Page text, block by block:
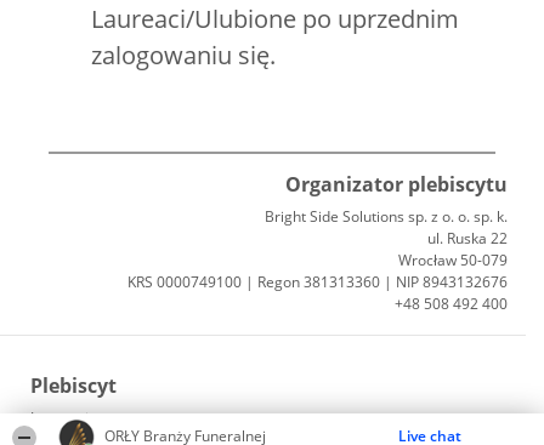
ORŁY Branży Funeralnej Live chat
Laureaci/Ulubione po uprzednim
zalogowaniu się.
Organizator plebiscytu
Bright Side Solutions sp. z o. o. sp. k.
ul. Ruska 22
Wrocław 50-079
KRS 0000749100 | Regon 381313360 | NIP 8943132676
+48 508 492 400
Plebiscyt
Laureaci
Lista wszystkich Laureatów